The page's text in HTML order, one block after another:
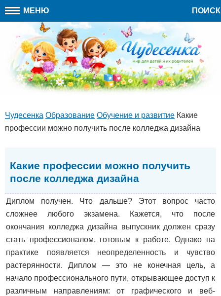
МЕНЮ ПОИСК
Чудесенка Образование Обучение и развитие Какие
профессии можно получить после колледжа дизайна
Какие профессии можно получить
после колледжа дизайна
Диплом получен. Что дальше? Этот вопрос часто
сложнее любого экзамена. Кажется, что после
окончания колледжа дизайна выпускник должен сразу
стать профессионалом, готовым к работе. Однако на
практике появляется неопределенность и чувство
растерянности. Диплом — это не конечная цель, а
начало профессионального пути, открывающее доступ к
различным направлениям: от графического и веб-